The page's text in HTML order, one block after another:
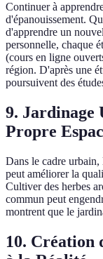
Continuer à
d'épanouissement.
d'apprendre un
personnelle, chaque
(cours en ligne
région. D'après une
poursuivent des
9.
Propre
Dans le cadre urbain,
peut améliorer la
Cultiver des herbes
commun peut
montrent que le
10. Création